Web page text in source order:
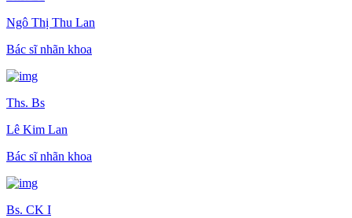
Ngô Thị Thu Lan
Bác sĩ nhãn khoa
Ths. Bs
Lê Kim Lan
Bác sĩ nhãn khoa
Bs. CK I